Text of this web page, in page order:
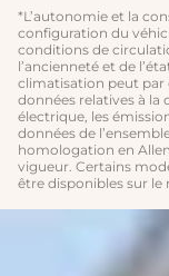
*L’autonomie et la
configuration du
conditions de
l’ancienneté et de
climatisation peut par
données relatives à
électrique, les
données de
homologation en
vigueur. Certains
être disponibles sur le